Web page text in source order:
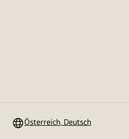
Österreich, Deutsch